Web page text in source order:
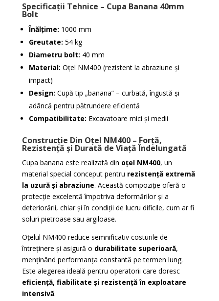
Specificații Tehnice – Cupa Banana 40mm
Bolt
Înălțime: 1000 mm
Greutate: 54 kg
Diametru bolt: 40 mm
Material: Oțel NM400 (rezistent la abraziune și
impact)
Design: Cupă tip „banana” – curbată, îngustă și
adâncă pentru pătrundere eficientă
Compatibilitate: Excavatoare mici și medii
Construcție Din Oțel NM400 – Forță,
Rezistență și Durată de Viață Îndelungată
Cupa banana este realizată din oțel NM400, un
material special conceput pentru rezistență extremă
la uzură și abraziune. Această compoziție oferă o
protecție excelentă împotriva deformărilor și a
deteriorării, chiar și în condiții de lucru dificile, cum ar fi
soluri pietroase sau argiloase.
Oțelul NM400 reduce semnificativ costurile de
întreținere și asigură o durabilitate superioară,
menținând performanța constantă pe termen lung.
Este alegerea ideală pentru operatorii care doresc
eficiență, fiabilitate și rezistență în exploatare
intensivă.